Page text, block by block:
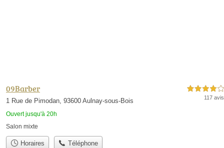
09Barber
1 Rue de Pimodan, 93600 Aulnay-sous-Bois
Ouvert jusqu'à 20h
4,0 étoiles sur 5
117 avis
Salon mixte
Horaires Téléphone